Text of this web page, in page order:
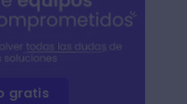
gratis